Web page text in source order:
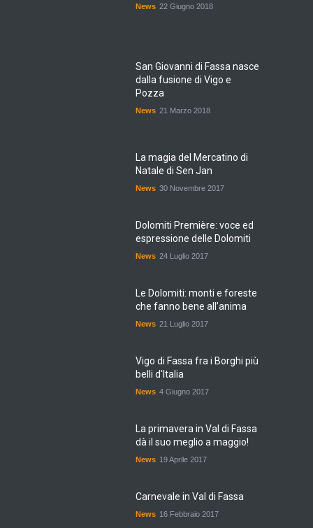
News 22 Giugno 2018
San Giovanni di Fassa nasce
dalla fusione di Vigo e
Pozza
News 21 Marzo 2018
La magia del Mercatino di
Natale di Sen Jan
News 30 Novembre 2017
Dolomiti Première: voce ed
espressione delle Dolomiti
News 24 Luglio 2017
Le Dolomiti: monti e foreste
che fanno bene all’anima
News 21 Luglio 2017
Vigo di Fassa fra i Borghi più
belli d'Italia
News 4 Giugno 2017
La primavera in Val di Fassa
dà il suo meglio a maggio!
News 19 Aprile 2017
Carnevale in Val di Fassa
News 16 Febbraio 2017